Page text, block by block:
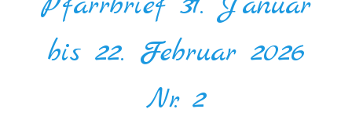
bis 22. Februar 2026
Nr. 2